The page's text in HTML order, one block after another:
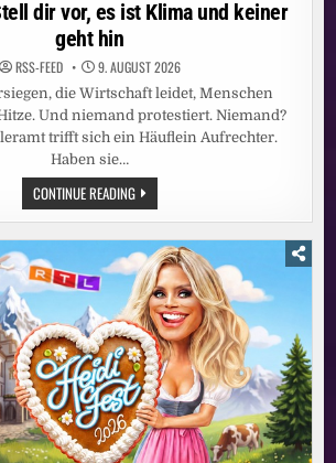
dir vor, es ist Klima und keiner
geht hin
RSS-FEED 9. AUGUST 2026
die Wirtschaft leidet, Menschen
Und niemand protestiert. Niemand?
trifft sich ein Häuflein Aufrechter.
Haben sie…
CONTINUE READINGKLIMAKRISE:
STELL
DIR
VOR,
ES
IST
KLIMA
UND
KEINER
GEHT
HIN